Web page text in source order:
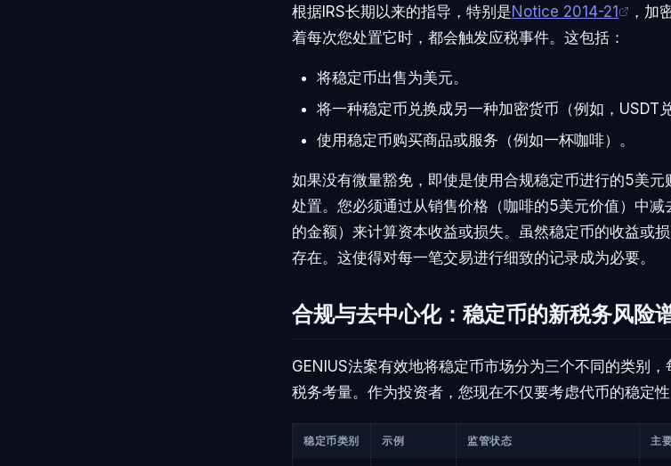
根据IRS长期以来的指导，特别是Notice 2014-21
，加
着每次您处置它时，都会触发应税事件。这包括：
将稳定币出售为美元。
将一种稳定币兑换成另一种加密货币（例如，USDT兑
使用稳定币购买商品或服务（例如一杯咖啡）。
如果没有微量豁免，即使是使用合规稳定币进行的5美
处置。您必须通过从销售价格（咖啡的5美元价值）中
的金额）来计算资本收益或损失。虽然稳定币的收益或
存在。这使得对每一笔交易进行细致的记录成为必要。
合规与去中心化：稳定币的新税务风险
GENIUS法案有效地将稳定币市场分为三个不同的类别
税务考量。作为投资者，您现在不仅要考虑代币的稳定性
稳定币类别 示例 监管状态 主